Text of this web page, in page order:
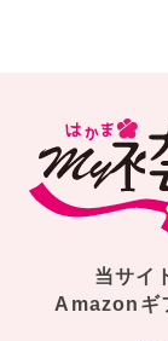
当サイ
Amazonギ